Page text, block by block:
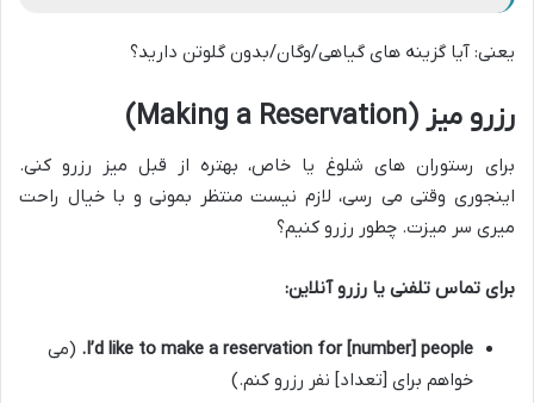
یعنی: آیا گزینه های گیاهی/وگان/بدون گلوتن دارید؟
رزرو میز (Making a Reservation)
برای رستوران های شلوغ یا خاص، بهتره از قبل میز رزرو کنی.
اینجوری وقتی می رسی، لازم نیست منتظر بمونی و با خیال راحت
میری سر میزت. چطور رزرو کنیم؟
برای تماس تلفنی یا رزرو آنلاین:
I’d like to make a reservation for [number] people. (می
خواهم برای [تعداد] نفر رزرو کنم.)